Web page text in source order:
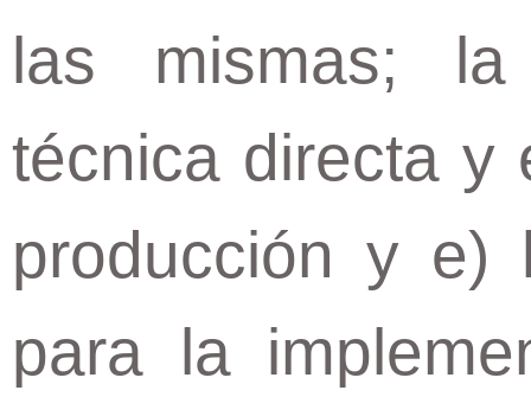
las mismas;
técnica directa y
producción y e)
para la